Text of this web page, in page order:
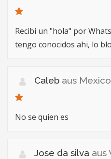
Recibi un "hola" por
tengo conocidos ahi, lo
Caleb aus Mexico
No se quien es
Jose da silva aus